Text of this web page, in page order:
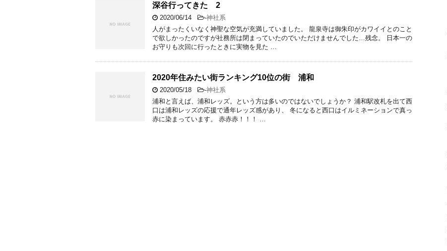
深谷行ってきた 2
2020/06/14 -神社系
人がまったくいなく神聖な空気が充満していました。 龍泉寺は御朱印がカワイイとのこと
で欲しかったのですが社務所は閉まっていたのでいただけませんでした…残念。 日本一の
お守りも次回に行ったときに実物を見た …
2020年住みたい街ランキング10位の街 浦和
2020/05/18 -神社系
浦和と言えば、浦和レッズ。という方は多いのではないでしょうか？ 浦和駅改札を出て西
口は浦和レッズの応援で通年レッズ感があり、 冬になると西口はイルミネーションで真っ
赤に染まっています。 赤赤赤！！！ …